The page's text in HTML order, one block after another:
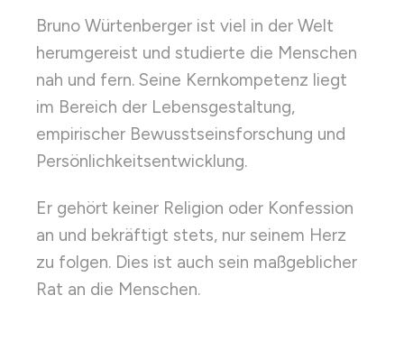
Bruno Würtenberger ist viel in der Welt
herumgereist und studierte die Menschen
nah und fern. Seine Kernkompetenz liegt
im Bereich der Lebensgestaltung,
empirischer Bewusstseinsforschung und
Persönlichkeitsentwicklung.
Er gehört keiner Religion oder Konfession
an und bekräftigt stets, nur seinem Herz
zu folgen. Dies ist auch sein maßgeblicher
Rat an die Menschen.